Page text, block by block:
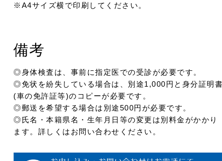
※A4サイズ横で印刷してください。
備考
◎身体検査は、事前に指定医での受診が必要です。
◎免状を紛失している場合は、別途1,000円と身分証明
(車の免許証等)のコピーが必要です。
◎郵送を希望する場合は別途500円が必要です。
◎氏名・本籍県名・生年月日等の変更は別料金がかかり
ます。詳しくはお問い合わせください。